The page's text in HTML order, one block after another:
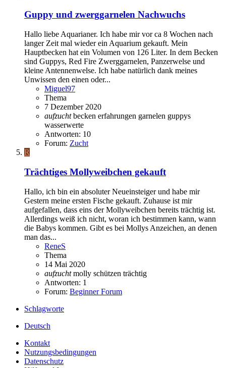
Guppy und zwerggarnelen Nachwuchs
Hallo liebe Aquarianer. Ich habe mir vor ca 8 Wochen nach
langer Zeit mal wieder ein Aquarium gekauft. Mein
Hauptbecken hat ein Volumen von 126 Liter. In dem Becken
sind Guppys, Red Fire Zwerggarnelen, Panzerwelse und
kleine Antennenwelse. Ich habe natürlich dank meines
Unwissen den einen oder...
Miguel97
Thema
7 Dezember 2020
aufzucht becken erfahrungen garnelen guppys
wasserwerte
Antworten: 10
Forum: Zucht
R
Trächtiges Mollyweibchen gekauft
Hallo, ich bin ein absoluter Neueinsteiger und habe mir
Gestern meine ersten Fische gekauft. Zuhause ist mir
aufgefallen, dass eins der Mollyweibchen bereits trächtig ist.
Allerdings weiß ich nicht, woran ich bestimmen kann, wann
die Babys kommen. Gibt es bei Mollys Anzeichen, an denen
man das...
ReneS
Thema
14 Mai 2020
aufzucht molly schützen trächtig
Antworten: 1
Forum: Beginner Forum
Schlagworte
Deutsch
Kontakt
Nutzungsbedingungen
Datenschutz